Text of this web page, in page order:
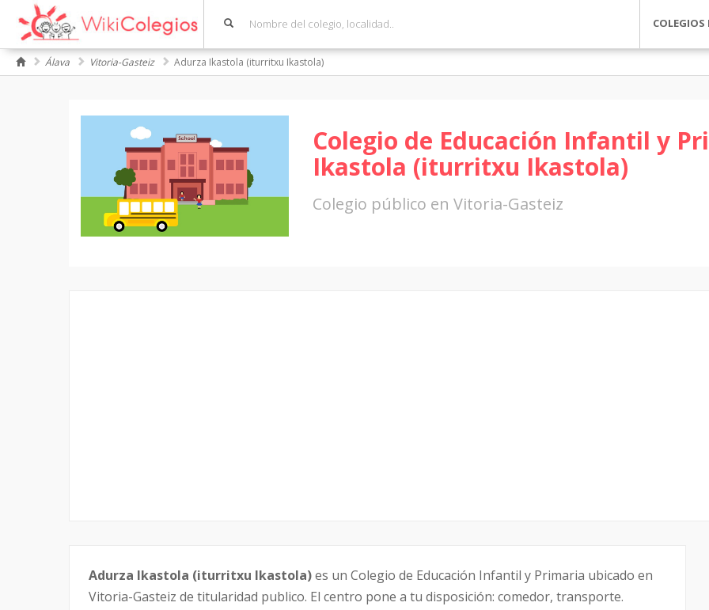
Álava Vitoria-Gasteiz Adurza Ikastola (iturritxu Ikastola)
Colegio de Educación Infantil y
Ikastola (iturritxu Ikastola)
Colegio público en Vitoria-Gasteiz
Adurza Ikastola (iturritxu Ikastola)es un Colegio de Educación Infantil y Primaria ubicado en
Vitoria-Gasteiz de titularidad publico. El centro pone a tu disposición: comedor, transporte.